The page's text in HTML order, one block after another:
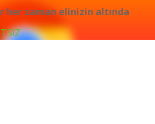
her zaman elinizin altında